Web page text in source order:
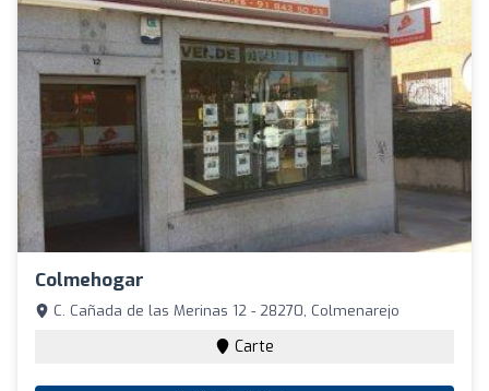
Colmehogar
C. Cañada de las Merinas 12 - 28270, Colmenarejo
Carte